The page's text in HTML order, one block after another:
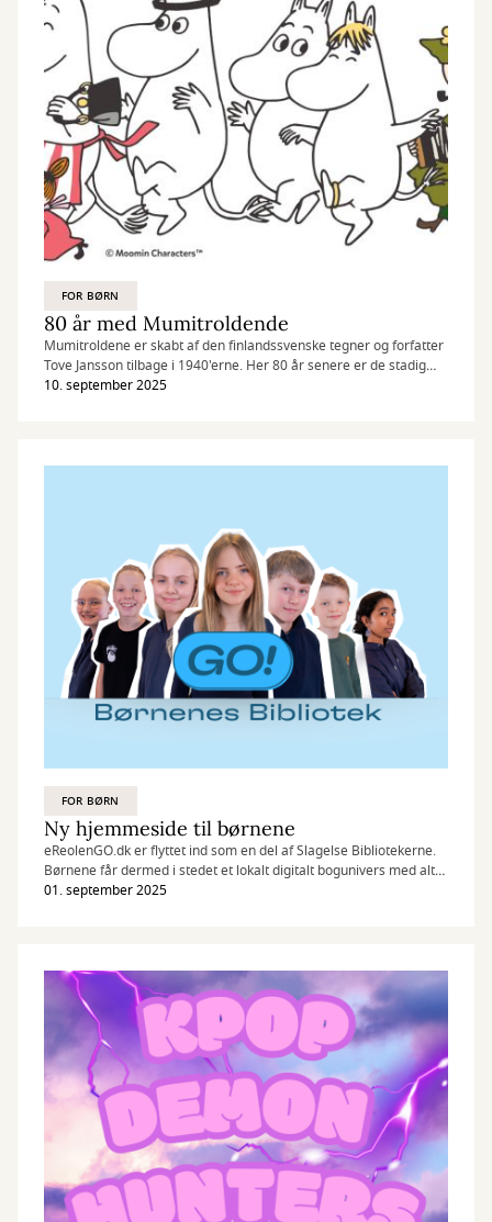
FOR BØRN
80 år med Mumitroldende
Mumitroldene er skabt af den finlandssvenske tegner og forfatter
Tove Jansson tilbage i 1940'erne. Her 80 år senere er de stadig
kendt og elsket af mange børn og voksne.
10. september 2025
FOR BØRN
Ny hjemmeside til børnene
eReolenGO.dk er flyttet ind som en del af Slagelse Bibliotekerne.
Børnene får dermed i stedet et lokalt digitalt bogunivers med alt
det indhold som de allerede kender. eReolen GOs app lever
01. september 2025